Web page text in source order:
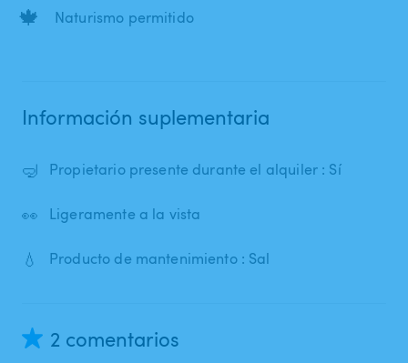
🍁 Naturismo permitido
Información suplementaria
🤿 Propietario presente durante el alquiler : Sí
👀 Ligeramente a la vista
💧 Producto de mantenimiento : Sal
2 comentarios